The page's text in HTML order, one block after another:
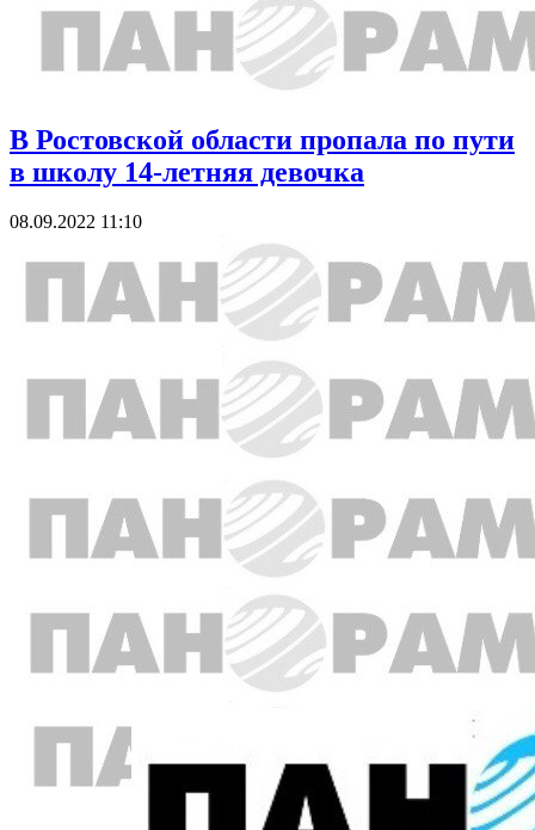
В Ростовской области пропала по пути
в школу 14-летняя девочка
08.09.2022 11:10